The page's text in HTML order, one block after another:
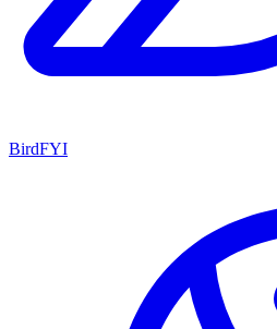
BirdFYI